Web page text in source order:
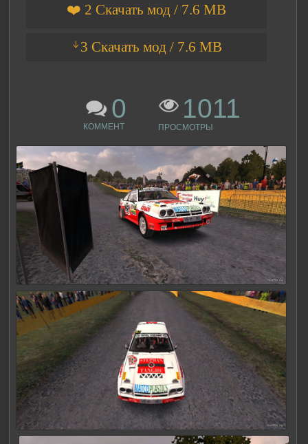
❤️ 2 Скачать мод / 7.6 MB
ᛎ3 Скачать мод / 7.6 MB
0
КОММЕНТ
1011
ПРОСМОТРЫ